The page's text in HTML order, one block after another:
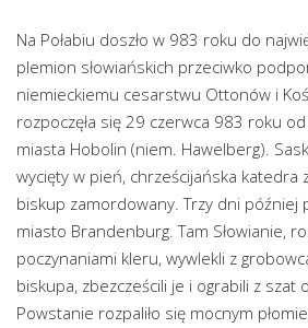
Na Połabiu doszło w 983 roku do
plemion słowiańskich przeciwko
niemieckiemu cesarstwu Ottonów i
rozpoczęła się 29 czerwca 983 roku
miasta Hobolin (niem. Hawelberg).
wycięty w pień, chrześcijańska katedra
biskup zamordowany. Trzy dni później
miasto Brandenburg. Tam Słowianie,
poczynaniami kleru, wywlekli z
biskupa, zbezcześcili je i ograbili z szat
Powstanie rozpaliło się mocnym